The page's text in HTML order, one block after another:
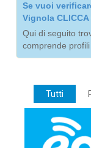
Se vuoi
Vignola CLICCA
Qui di seguito
comprende
Tutti